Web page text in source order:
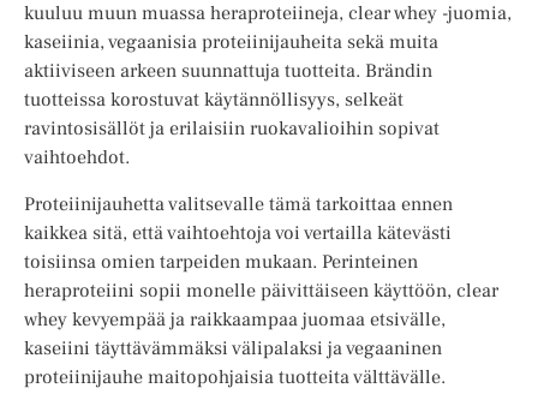
kuuluu muun muassa heraproteiineja, clear whey -juomia,
kaseiinia, vegaanisia proteiinijauheita sekä muita
aktiiviseen arkeen suunnattuja tuotteita. Brändin
tuotteissa korostuvat käytännöllisyys, selkeät
ravintosisällöt ja erilaisiin ruokavalioihin sopivat
vaihtoehdot.
Proteiinijauhetta valitsevalle tämä tarkoittaa ennen
kaikkea sitä, että vaihtoehtoja voi vertailla kätevästi
toisiinsa omien tarpeiden mukaan. Perinteinen
heraproteiini sopii monelle päivittäiseen käyttöön, clear
whey kevyempää ja raikkaampaa juomaa etsivälle,
kaseiini täyttävämmäksi välipalaksi ja vegaaninen
proteiinijauhe maitopohjaisia tuotteita välttävälle.